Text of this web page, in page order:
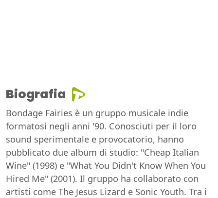
Biografia
Bondage Fairies è un gruppo musicale indie
formatosi negli anni '90. Conosciuti per il loro
sound sperimentale e provocatorio, hanno
pubblicato due album di studio: "Cheap Italian
Wine" (1998) e "What You Didn't Know When You
Hired Me" (2001). Il gruppo ha collaborato con
artisti come The Jesus Lizard e Sonic Youth. Tra i